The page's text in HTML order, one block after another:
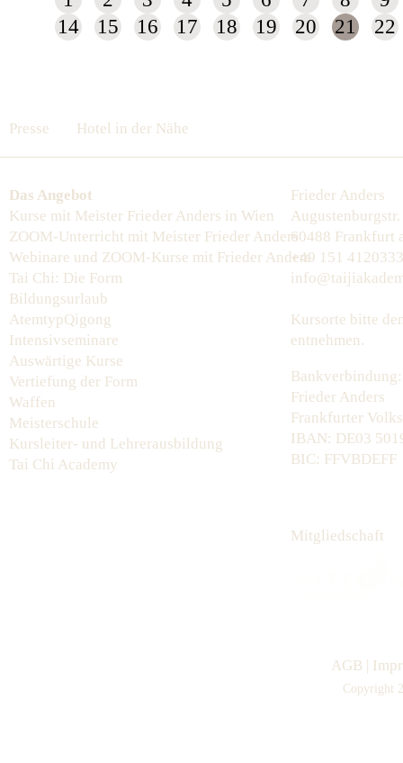
14
15 16 17 18 19 20 21 22
Presse Hotel in der Nähe
Das Angebot
Kurse mit Meister Frieder Anders in Wien
ZOOM-Unterricht mit Meister Frieder Anders
Webinare und ZOOM-Kurse mit Frieder Anders
Tai Chi: Die Form
Bildungsurlaub
AtemtypQigong
Intensivseminare
Auswärtige Kurse
Vertiefung der Form
Waffen
Meisterschule
Kursleiter- und Lehrerausbildung
Tai Chi Academy
Frieder Anders
60488 Frankfurt
+49 151
Kursorte bitte
entnehmen.
Bankverbindung:
Frieder Anders
Frankfurter
IBAN: DE03
BIC: FFVBDEFF
Mitgliedschaft
AGB |
Copyright